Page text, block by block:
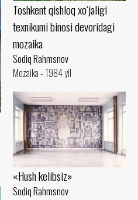
Toshkent qishloq xo‘jaligi
texnikumi binosi devoridagi
mozaika
Sodiq Rahmsnov
Mozaika - 1984 yil
«Hush kelibsiz»
Sodiq Rahmsnov